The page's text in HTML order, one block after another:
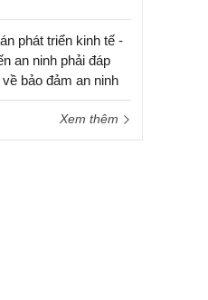
phát triển kinh tế -
an ninh phải đáp
bảo đảm an ninh
Xem thêm